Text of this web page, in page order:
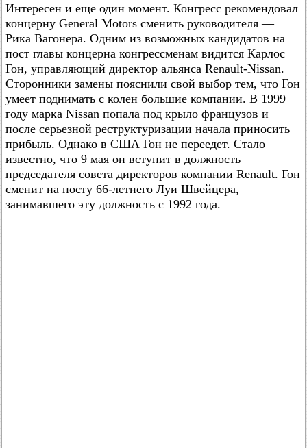
Интересен и еще один момент. Конгресс рекомендовал
концерну General Motors сменить руководителя —
Рика Вагонера. Одним из возможных кандидатов на
пост главы концерна конгрессменам видится Карлос
Гон, управляющий директор альянса Renault-Nissan.
Сторонники замены пояснили свой выбор тем, что Гон
умеет поднимать с колен большие компании. В 1999
году марка Nissan попала под крыло французов и
после серьезной реструктуризации начала приносить
прибыль. Однако в США Гон не переедет. Стало
известно, что 9 мая он вступит в должность
председателя совета директоров компании Renault. Гон
сменит на посту 66-летнего Луи Швейцера,
занимавшего эту должность с 1992 года.